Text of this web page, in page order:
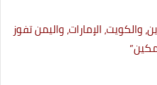
والكويت، الإمارات، واليمن تفوز